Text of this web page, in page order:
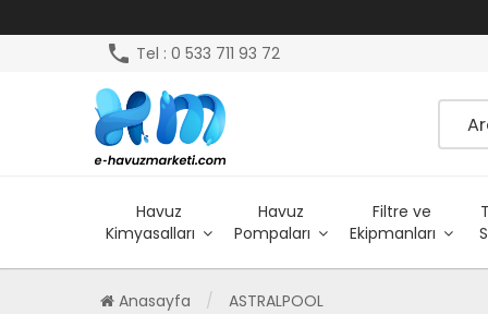
phone Tel : 0 533 711 93 72
Havuz
Kimyasalları
Havuz
Pompaları
Filtre ve
Ekipmanları
Anasayfa ASTRALPOOL